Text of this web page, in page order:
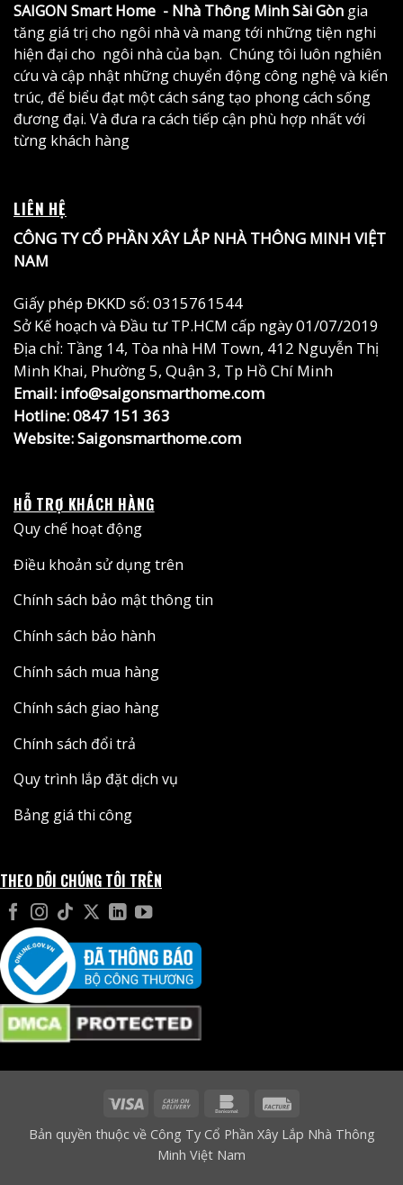
SAIGON Smart Home - Nhà Thông Minh Sài Gòn gia
tăng giá trị cho ngôi nhà và mang tới những tiện nghi
hiện đại cho ngôi nhà của bạn. Chúng tôi luôn nghiên
cứu và cập nhật những chuyển động công nghệ và kiến
trúc, để biểu đạt một cách sáng tạo phong cách sống
đương đại. Và đưa ra cách tiếp cận phù hợp nhất với
từng khách hàng
LIÊN HỆ
CÔNG TY CỔ PHẦN XÂY LẮP NHÀ THÔNG MINH VIỆT
NAM
Giấy phép ĐKKD số: 0315761544
Sở Kế hoạch và Đầu tư TP.HCM cấp ngày 01/07/2019
Địa chỉ: Tầng 14, Tòa nhà HM Town, 412 Nguyễn Thị
Minh Khai, Phường 5, Quận 3, Tp Hồ Chí Minh
Email: info@saigonsmarthome.com
Hotline:0847 151 363
Website:Saigonsmarthome.com
HỖ TRỢ KHÁCH HÀNG
Quy chế hoạt động
Điều khoản sử dụng trên
Chính sách bảo mật thông tin
Chính sách bảo hành
Chính sách mua hàng
Chính sách giao hàng
Chính sách đổi trả
Quy trình lắp đặt dịch vụ
Bảng giá thi công
THEO DÕI CHÚNG TÔI TRÊN
Visa
Cash
Delivery
Bankomat
Bản quyền thuộc về Công Ty Cổ Phần Xây Lắp Nhà Thông
Minh Việt Nam